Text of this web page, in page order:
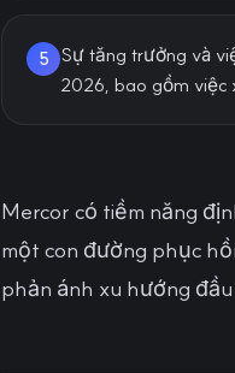
5
Sự tăng trưởng và
2026, bao gồm việc
Mercor có tiềm năng
một con đường phục
phản ánh xu hướng